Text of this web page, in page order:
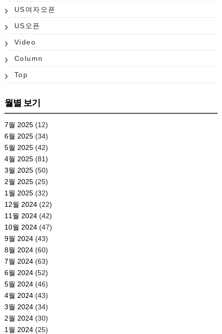
US여자오픈
US오픈
Video
Column
Top
월별 보기
7월 2025(12)
6월 2025(34)
5월 2025(42)
4월 2025(81)
3월 2025(50)
2월 2025(25)
1월 2025(32)
12월 2024(22)
11월 2024(42)
10월 2024(47)
9월 2024(43)
8월 2024(60)
7월 2024(63)
6월 2024(52)
5월 2024(46)
4월 2024(43)
3월 2024(34)
2월 2024(30)
1월 2024(25)